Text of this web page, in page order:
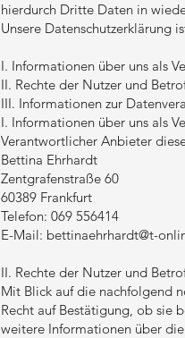
hierdurch Dritte Daten in
Unsere Datenschutzerklärung
I. Informationen über uns als
II. Rechte der Nutzer und
III. Informationen zur
I. Informationen über uns als
Verantwortlicher Anbieter
Bettina Ehrhardt
Zentgrafenstraße 60
60389 Frankfurt
Telefon: 069 556414
E-Mail: bettinaehrhardt@t-
II. Rechte der Nutzer und
Mit Blick auf die nachfolgend
Recht auf Bestätigung, ob sie
weitere Informationen über